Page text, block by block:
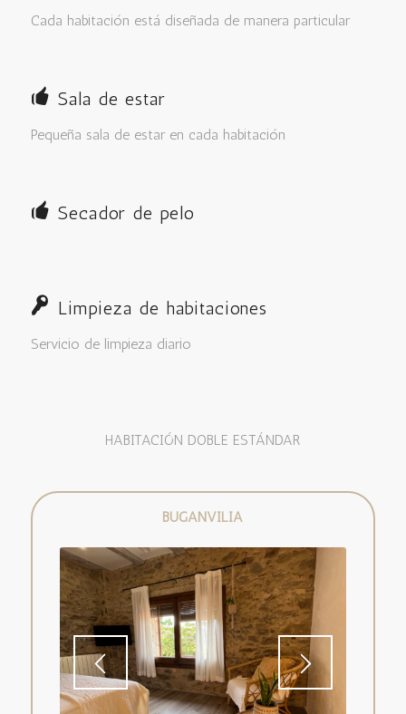
Cada habitación está diseñada de manera particular
Sala de estar
Pequeña sala de estar en cada habitación
Secador de pelo
Limpieza de habitaciones
Servicio de limpieza diario
HABITACIÓN DOBLE ESTÁNDAR
BUGANVILIA